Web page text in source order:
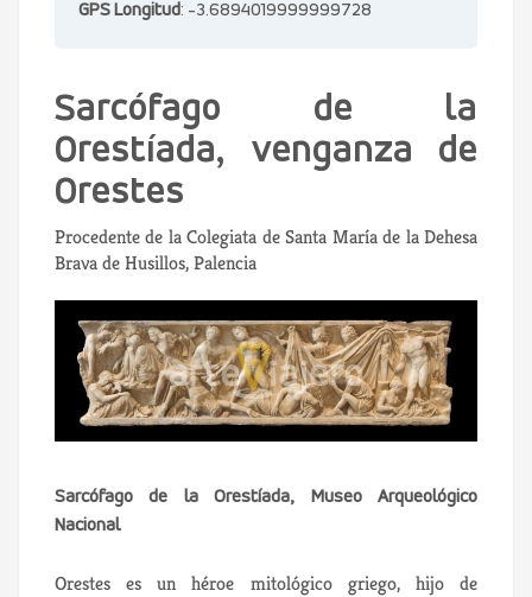
GPS Longitud: -3.6894019999999728
Sarcófago de la
Orestíada, venganza de
Orestes
Procedente de la Colegiata de Santa María de la Dehesa
Brava de Husillos, Palencia
Sarcófago de la Orestíada, Museo Arqueológico
Nacional
Orestes es un héroe mitológico griego, hijo de